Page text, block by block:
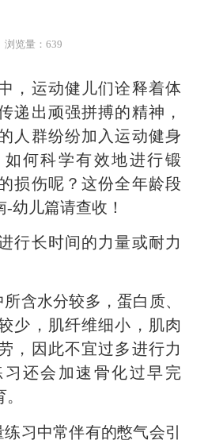
浏览量：639
运动健儿们诠释着体
递出顽强拼搏的精神，
人群纷纷加入运动健身
何科学有效地进行锻
损伤呢？这份全年龄段
幼儿篇请查收！
长时间的力量或耐力
水分较多，蛋白质、
少，肌纤维细小，肌肉
，因此不宜过多进行力
还会加速骨化过早完
中常伴有的憋气会引